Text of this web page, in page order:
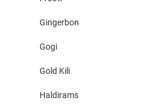
Gingerbon
Gogi
Gold Kili
Haldirams